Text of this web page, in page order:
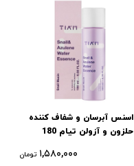
اسنس آبرسان و شفاف کننده
حلزون و آزولن تیام 180
۱,۵۸۰,۰۰۰ تومان